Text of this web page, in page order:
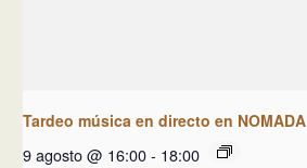
Tardeo música en directo en NOMADA
9 agosto @ 16:00- 18:00